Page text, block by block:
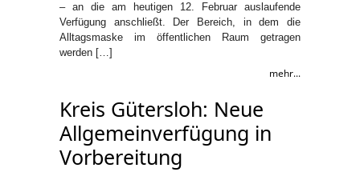
– an die am heutigen 12. Februar auslaufende
Verfügung anschließt. Der Bereich, in dem die
Alltagsmaske im öffentlichen Raum getragen
werden […]
mehr...
Kreis Gütersloh: Neue
Allgemeinverfügung in
Vorbereitung